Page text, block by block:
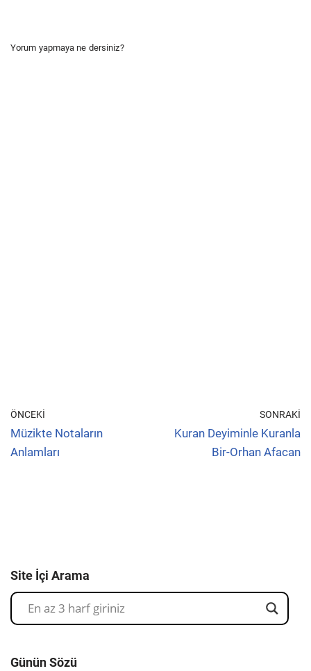
Yorum yapmaya ne dersiniz?
ÖNCEKI
Müzikte Notaların
Anlamları
SONRAKI
Kuran Deyiminle Kuranla
Bir-Orhan Afacan
Site İçi Arama
Günün Sözü